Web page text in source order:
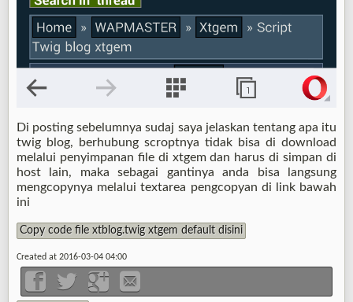
Di posting sebelumnya sudaj saya jelaskan tentang apa itu
twig blog, berhubung scroptnya tidak bisa di download
melalui penyimpanan file di xtgem dan harus di simpan di
host lain, maka sebagai gantinya anda bisa langsung
mengcopynya melalui textarea pengcopyan di link bawah
ini
Copy code file xtblog.twig xtgem default disini
Created at 2016-03-04 04:00